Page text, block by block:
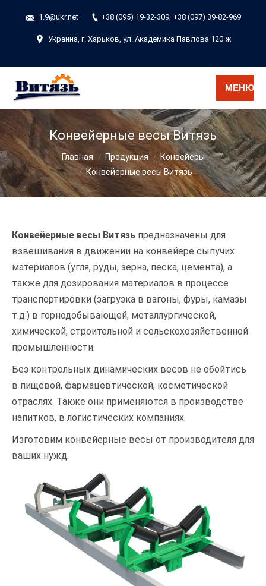
1.9@ukr.net +38 (095) 19-32-309; +38 (097) 39-82-969
Украина, г. Харьков, ул. Академика Павлова 120 ж
МЕНЮ
Конвейерные весы Витязь
Вы здесь: Главная Продукция
Конвейеры
Конвейерные весы Витязь
Конвейерные весы Витязь предназначены для
взвешивания в движении на конвейере сыпучих
материалов (угля, руды, зерна, песка, цемента), а
также для дозирования материалов в процессе
транспортировки (загрузка в вагоны, фуры, камазы
т.д.) в горнодобывающей, металлургической,
химической, строительной и сельскохозяйственной
промышленности.
Без контрольных динамических весов не обойтись
в пищевой, фармацевтической, косметической
отраслях. Также они применяются в производстве
напитков, в логистических компаниях.
Изготовим конвейерные весы от производителя для
ваших нужд.